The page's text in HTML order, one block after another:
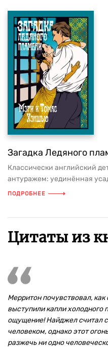
Загадка Ледяного
Классически английский
антуражем: уединённая
ПОДРОБНЕЕ
Цитаты из
Мерритон почувствовал, как
выступили капли холодного
ощущение! Найджел считал
человеком, однако этот
разжечь ни одно